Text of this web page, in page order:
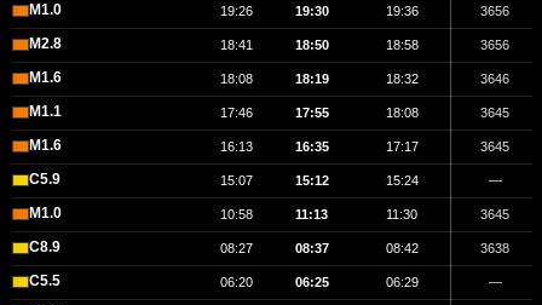
M1.0 19:26 19:30 19:36 3656
M2.8 18:41 18:50 18:58 3656
M1.6 18:08 18:19 18:32 3646
M1.1 17:46 17:55 18:08 3645
M1.6 16:13 16:35 17:17 3645
C5.9 15:07 15:12 15:24 —
M1.0 10:58 11:13 11:30 3645
C8.9 08:27 08:37 08:42 3638
C5.5 06:20 06:25 06:29 —